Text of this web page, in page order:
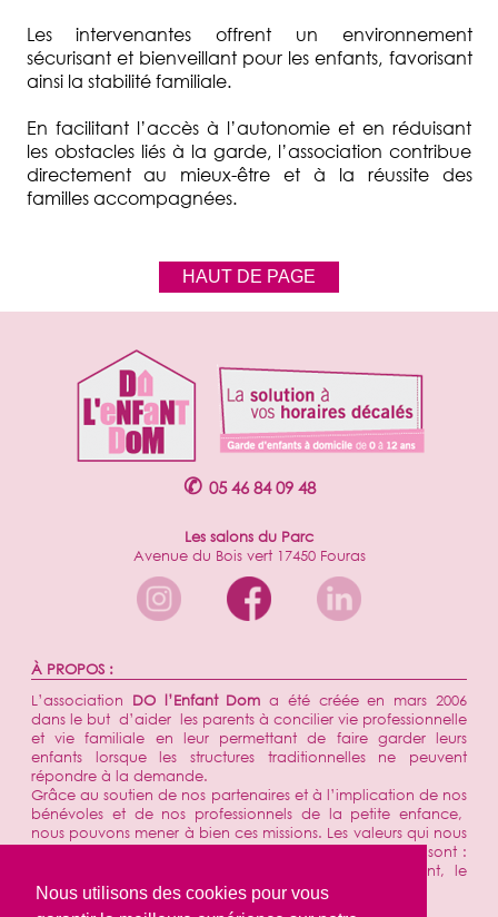
Nous utilisons des cookies pour vous
Les intervenantes offrent un environnement
sécurisant et bienveillant pour les enfants, favorisant
ainsi la stabilité familiale.
En facilitant l’accès à l’autonomie et en réduisant
les obstacles liés à la garde, l’association contribue
directement au mieux-être et à la réussite des
familles accompagnées.
HAUT DE PAGE
✆ 05 46 84 09 48
Les salons du Parc
Avenue du Bois vert 17450 Fouras
À PROPOS :
L’association DO l’Enfant Dom a été créée en mars 2006
dans le but d’aider les parents à concilier vie professionnelle
et vie familiale en leur permettant de faire garder leurs
enfants lorsque les structures traditionnelles ne peuvent
répondre à la demande.
Grâce au soutien de nos partenaires et à l’implication de nos
bénévoles et de nos professionnels de la petite enfance,
nous pouvons mener à bien ces missions. Les valeurs qui nous
ont toujours animées et sont de plus en plus présentes sont :
l’utilité sociale, le soutien aux familles, l’engagement, le
respect et la convivialité.